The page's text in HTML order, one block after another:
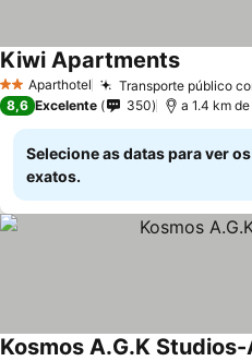
2 EstrelasAparthotel Transporte público
Kiwi Apartments
8,6 Excelente 350 a 1.4 km
Selecione as datas para ver
exatos.
Kosmos A.G.K